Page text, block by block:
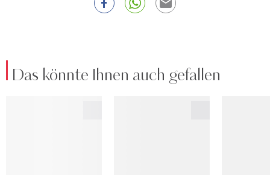
Das könnte Ihnen auch gefallen